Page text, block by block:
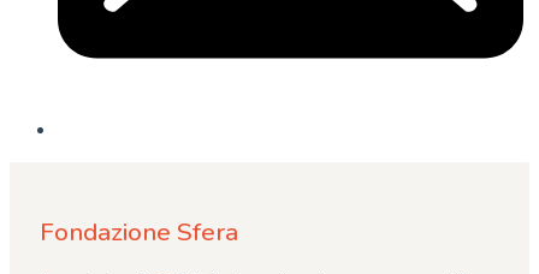
Fondazione Sfera